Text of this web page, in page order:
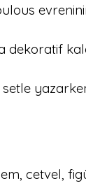
dekoratif
cetvel,